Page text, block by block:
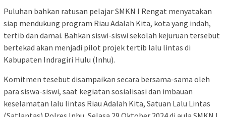
Puluhan bahkan ratusan pelajar SMKN I Rengat menyatakan
siap mendukung program Riau Adalah Kita, kota yang indah,
tertib dan damai. Bahkan siswi-siswi sekolah kejuruan tersebut
bertekad akan menjadi pilot projek tertib lalu lintas di
Kabupaten Indragiri Hulu (Inhu).
Komitmen tesebut disampaikan secara bersama-sama oleh
para siswa-siswi, saat kegiatan sosialisasi dan imbauan
keselamatan lalu lintas Riau Adalah Kita, Satuan Lalu Lintas